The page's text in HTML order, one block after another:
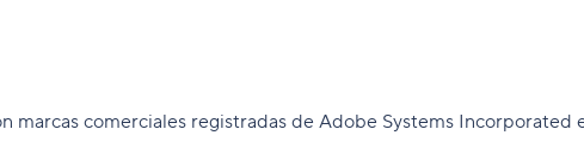
comerciales registradas de Adobe Systems Incorporated